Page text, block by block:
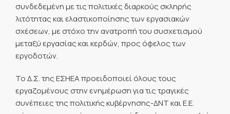
συνδεδεμένη με τις πολιτικές διαρκούς σκληρής
λιτότητας και ελαστικοποίησης των εργασιακών
σχέσεων, με στόχο την ανατροπή του συσχετισμού
μεταξύ εργασίας και κερδών, προς όφελος των
εργοδοτών.
Το Δ.Σ. της ΕΣΗΕΑ προειδοποιεί όλους τους
εργαζομένους στην ενημέρωση για τις τραγικές
συνέπειες της πολιτικής κυβέρνησης-ΔΝΤ και Ε.Ε.